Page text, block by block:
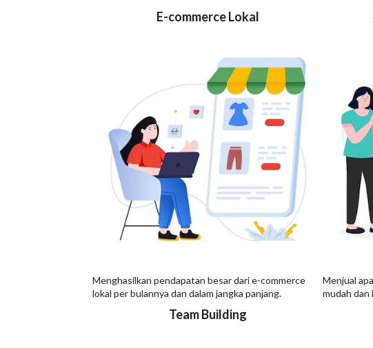
E-commerce Lokal
Menghasilkan pendapatan besar dari e-commerce
lokal per bulannya dan dalam jangka panjang.
Menjual
mudah dan
Team Building